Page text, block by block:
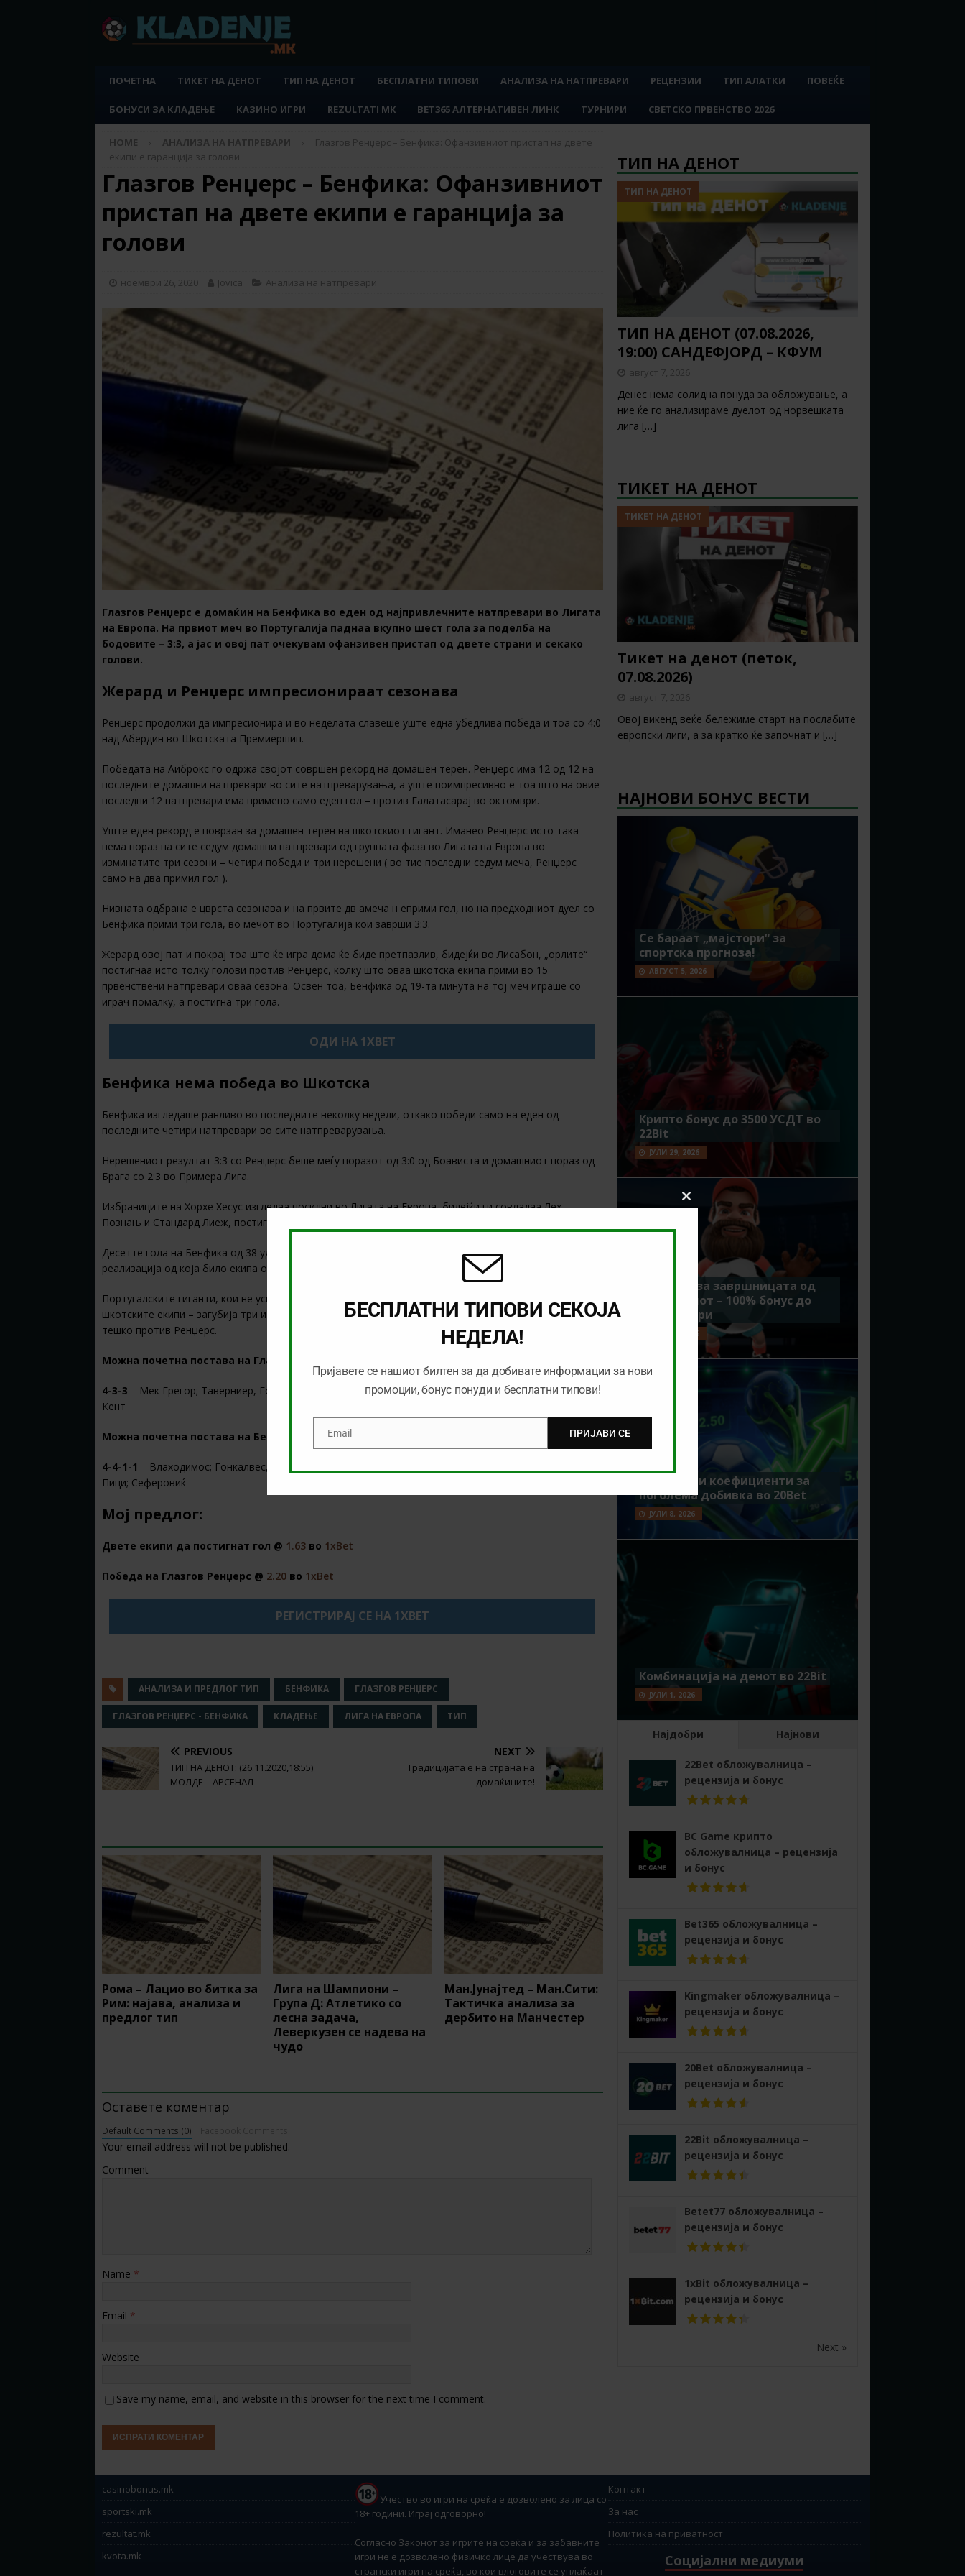
ПОЧЕТНА ТИКЕТ НА ДЕНОТ ТИП НА ДЕНОТ БЕСПЛАТНИ ТИПОВИ АНАЛИЗА НА НАТПРЕВАРИ РЕЦЕНЗИИ ТИП АЛАТКИ ПОВЕЌЕ
БОНУСИ ЗА КЛАДЕЊЕ КАЗИНО ИГРИ REZULTATI MK BET365 АЛТЕРНАТИВЕН ЛИНК ТУРНИРИ СВЕТСКО ПРВЕНСТВО 2026
HOME АНАЛИЗА НА НАТПРЕВАРИ
Глазгов Ренџерс – Бенфика: Офанзивниот пристап на двете
екипи е гаранција за голови
Глазгов Ренџерс – Бенфика: Офанзивниот
пристап на двете екипи е гаранција за
голови
ноември 26, 2020 Jovica Анализа на натпревари
Глазгов Ренџерс е домаќин на Бенфика во еден од најпривлечните натпревари во Лигата
на Европа. На првиот меч во Португалија паднаа вкупно шест гола за поделба на
бодовите – 3:3, а јас и овој пат очекувам офанзивен пристап од двете страни и секако
голови.
Жерард и Ренџерс импресионираат сезонава
Ренџерс продолжи да импресионира и во неделата славеше уште една убедлива победа и тоа со 4:0
над Абердин во Шкотската Премиершип.
Победата на Аиброкс го одржа својот совршен рекорд на домашен терен. Ренџерс има 12 од 12 на
последните домашни натпревари во сите натпреварувања, а уште поимпресивно е тоа што на овие
последни 12 натпревари има примено само еден гол – против Галатасарај во октомври.
Уште еден рекорд е поврзан за домашен терен на шкотскиот гигант. Иманео Ренџерс исто така
нема пораз на сите седум домашни натпревари од групната фаза во Лигата на Европа во
изминатите три сезони – четири победи и три нерешени ( во тие последни седум меча, Ренџерс
само на два примил гол ).
Нивната одбрана е цврста сезонава и на првите дв амеча н еприми гол, но на предходниот дуел со
Бенфика прими три гола, во мечот во Португалија кои заврши 3:3.
Жерард овој пат и покрај тоа што ќе игра дома ќе биде претпазлив, бидејќи во Лисабон, „орлите“
постигнаа исто толку голови против Ренџерс, колку што оваа шкотска екипа прими во 15
првенствени натпревари оваа сезона. Освен тоа, Бенфика од 19-та минута на тој меч играше со
играч помалку, а постигна три гола.
ОДИ НА 1XBET
Бенфика нема победа во Шкотска
Бенфика изгледаше ранливо во последните неколку недели, откако победи само на еден од
последните четири натпревари во сите натпреварувања.
Нерешениот резултат 3:3 со Ренџерс беше меѓу поразот од 3:0 од Боависта и домашниот пораз од
Брага со 2:3 во Примера Лига.
Избраниците на Хорхе Хесус изгледаа посилни во Лигата на Европа, бидејќи ги совладаа Лех
Познањ и Стандард Лиеж, постигнувајќи вкупно 10 гола на трите воведни натпревари.
Десетте гола на Бенфика од 38 удари се реализирани со стапка од 26,3%, што е најдобра стапка на
реализација од која било екипа оваа сезона во Лигата на Европа.
Португалските гиганти, кои не успеаја да постигнат гол на последните четири гостувања против
шкотските екипи – загубија три и ремизираа еднаш, секој пат против Селтик – веројатно ќе им биде
тешко против Ренџерс.
Можна почетна постава на Глазгов Ренџерс:
4-3-3 – Мек Грегор; Таверниер, Голдсон, Балогун, Баришиќ; Арфилд, Џек, Камара; Хаџи, Морелос,
Кент
Можна почетна постава на Бенфика:
4-4-1-1 – Влаходимос; Гонкалвес, Жардел, Вертонген, Грималдо; Рафа, Пирес, Тарабт, Евертон;
Пици; Сеферовиќ
Мој предлог:
Двете екипи да постигнат гол @ 1.63 во 1хBet
Победа на Глазгов Ренџерс @ 2.20 во 1хBet
РЕГИСТРИРАЈ СЕ НА 1XBET
АНАЛИЗА И ПРЕДЛОГ ТИП БЕНФИКА ГЛАЗГОВ РЕНЏЕРС
ГЛАЗГОВ РЕНЏЕРС - БЕНФИКА КЛАДЕЊЕ ЛИГА НА ЕВРОПА ТИП
PREVIOUS
ТИП НА ДЕНОТ: (26.11.2020,18:55)
МОЛДЕ – АРСЕНАЛ
NEXT
Традицијата е на страна на
домаќините!
Рома – Лацио во битка за
Рим: најава, анализа и
предлог тип
Лига на Шампиони –
Група Д: Атлетико со
лесна задача,
Леверкузен се надева на
чудо
Ман.Јунајтед – Ман.Сити:
Тактичка анализа за
дербито на Манчестер
Оставете коментар
Default Comments (0)
Your email address will not be published.
Comment
Name *
Email *
Website
Save my name, email, and website in this browser for the next time I comment.
ТИП НА ДЕНОТ
ТИП НА ДЕНОТ
ТИП НА ДЕНОТ (07.08.2026,
19:00) САНДЕФЈОРД – КФУМ
август 7, 2026
Денес нема солидна понуда за обложување, а
ние ќе го анализираме дуелот од норвешката
лига […]
ТИКЕТ НА ДЕНОТ
ТИКЕТ НА ДЕНОТ
Тикет на денот (петок,
07.08.2026)
август 7, 2026
Овој викенд веќе бележиме старт на послабите
европски лиги, а за кратко ќе започнат и […]
НАЈНОВИ БОНУС ВЕСТИ
Се бараат „мајстори“ за
спортска прогноза!
АВГУСТ 5, 2026
Крипто бонус до 3500 УСДТ во
22Bit
ЈУЛИ 29, 2026
Идеално за завршницата од
Мундијалот – 100% бонус до
7500 денари
ЈУЛИ 15, 2026
Зголемени коефициенти за
поголема добивка во 20Bet
ЈУЛИ 8, 2026
Комбинација на денот во 22Bit
ЈУЛИ 1, 2026
Најдобри Најнови
22Bet обложувалница –
рецензија и бонус
BC Game крипто
обложувалница – рецензија
и бонус
Bet365 обложувалница –
рецензија и бонус
Kingmaker обложувалница –
рецензија и бонус
20Bet обложувалница –
рецензија и бонус
22Bit обложувалница –
рецензија и бонус
Betet77 обложувалница –
рецензија и бонус
1xBit обложувалница –
рецензија и бонус
Next »
casinobonus.mk
sportski.mk
rezultat.mk
kvota.mk
Учество во игри на среќа е дозволено за лица со
18+ години. Играј одговорно!
Согласно Законот за игрите на среќа и за забавните
игри не е дозволено физичко лице да учествува во
странски игри на среќа, во кои влоговите се уплаќаат
Контакт
За нас
Политика на приватност
Социјални медиуми
Close
module
БЕСПЛАТНИ ТИПОВИ СЕКОЈА
НЕДЕЛА!
Пријавете се нашиот билтен за да добивате информации за нови
промоции, бонус понуди и бесплатни типови!
EmailEmail ПРИЈАВИ СЕ